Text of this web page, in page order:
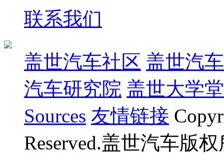
联系我们
盖世汽车社区 盖世汽
汽车研究院 盖世大学堂
Sources 友情链接
Reserved.盖世汽车版